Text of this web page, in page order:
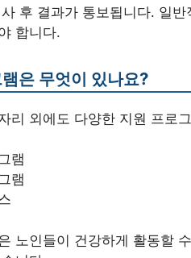
후 결과가 통보됩니다. 일
합니다.
은 무엇이 있나요?
리 외에도 다양한 지원 프로
램
램
노인들이 건강하게 활동할